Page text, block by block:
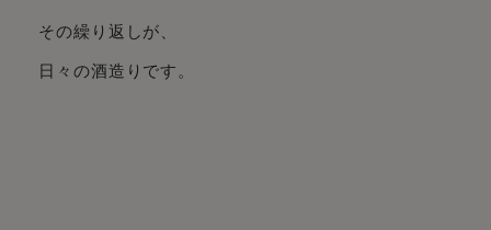
その繰り返しが、
日々の酒造りです。